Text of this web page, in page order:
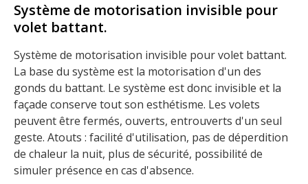
Système de motorisation invisible pour
volet battant.
Système de motorisation invisible pour volet battant.
La base du système est la motorisation d'un des
gonds du battant. Le système est donc invisible et la
façade conserve tout son esthétisme. Les volets
peuvent être fermés, ouverts, entrouverts d'un seul
geste. Atouts : facilité d'utilisation, pas de déperdition
de chaleur la nuit, plus de sécurité, possibilité de
simuler présence en cas d'absence.